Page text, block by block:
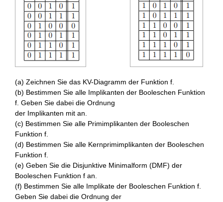
(a) Zeichnen Sie das KV-Diagramm der Funktion f.
(b) Bestimmen Sie alle Implikanten der Booleschen Funktion
f. Geben Sie dabei die Ordnung
der Implikanten mit an.
(c) Bestimmen Sie alle Primimplikanten der Booleschen
Funktion f.
(d) Bestimmen Sie alle Kernprimimplikanten der Booleschen
Funktion f.
(e) Geben Sie die Disjunktive Minimalform (DMF) der
Booleschen Funktion f an.
(f) Bestimmen Sie alle Implikate der Booleschen Funktion f.
Geben Sie dabei die Ordnung der